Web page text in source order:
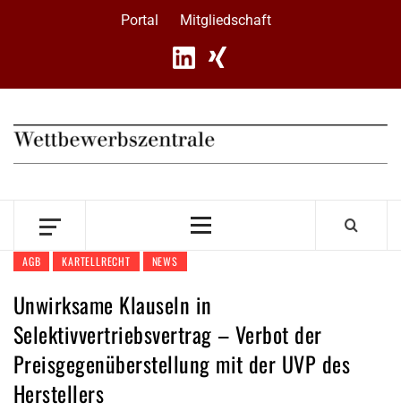
Portal Mitgliedschaft
Primary
AGB KARTELLRECHT NEWS
Unwirksame Klauseln in
Selektivvertriebsvertrag – Verbot der
Preisgegenüberstellung mit der UVP des
Herstellers